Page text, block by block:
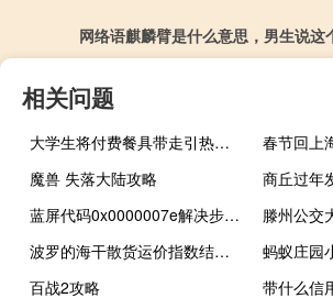
网络语麒麟臂是什么意思，男生说这
相关问题
大学生将付费餐具带走引热议 收费1元为何不行？网友吵翻：律师释疑
春节回上
魔兽 失落大陆攻略
商丘过年
蓝屏代码0x0000007e解决步骤（蓝屏代码0x0000007e）
滕州公交
波罗的海干散货运价指数结束三连跌
百战2攻略
带什么信